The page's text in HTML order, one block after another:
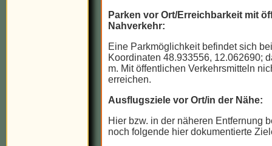
Parken vor Ort/Erreichbarkeit mit
Nahverkehr:
Eine Parkmöglichkeit befindet sich
Koordinaten 48.933556, 12.062690;
m. Mit öffentlichen Verkehrsmitteln
erreichen.
Ausflugsziele vor Ort/in der Nähe:
Hier bzw. in der näheren Entfernung
noch folgende hier dokumentierte